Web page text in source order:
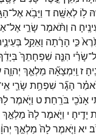
ל֥וֹ לְאִשָּֽׁה׃ ד וַיָּבֹ֥אאֶל־
ה וַתֹּ֨אמֶר שָׂרַ֣י אֶל־
כִּ֣י הָרָ֔תָה וָאֵקַ֖ל
שָׂרַ֗י הִנֵּ֤ה שִׁפְחָתֵךְ֙
ז וַֽיִּמְצָאָ֞הּ מַלְאַ֧ךְ יְהוָ֛ה
הָגָ֞ר שִׁפְחַ֥ת שָׂרַ֛י
אָנֹכִ֖י בֹּרַֽחַת׃ט וַיֹּ֤אמֶר
יָדֶֽיהָ׃ י וַיֹּ֤אמֶרלָהּ֙ מַלְאַ֣ךְ
יא וַיֹּ֤אמֶרלָהּ֙ מַלְאַ֣ךְ